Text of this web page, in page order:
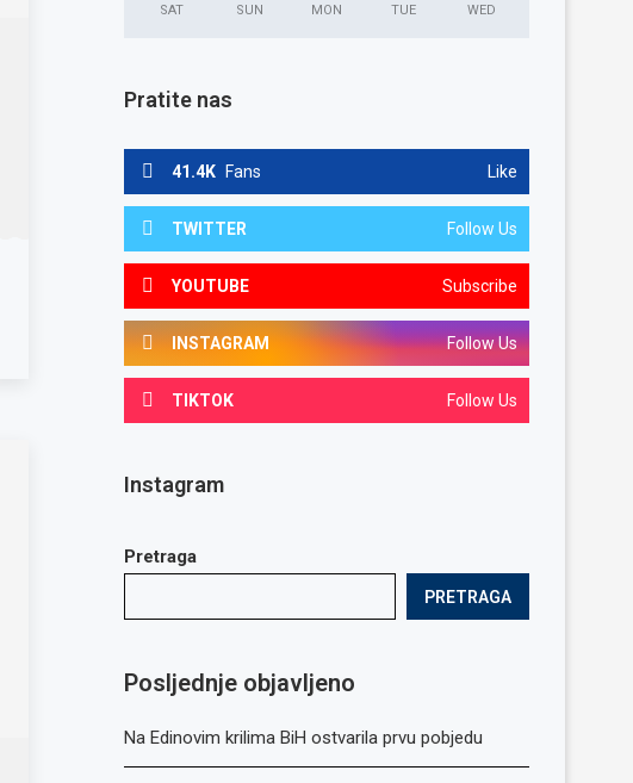
SAT SUN MON TUE WED
Pratite nas
41.4K Fans Like
TWITTER Follow Us
YOUTUBE Subscribe
INSTAGRAM Follow Us
TIKTOK Follow Us
Instagram
Pretraga
PRETRAGA
Posljednje objavljeno
Na Edinovim krilima BiH ostvarila prvu pobjedu